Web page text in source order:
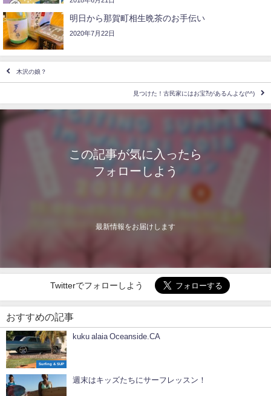
明日から那賀町相生晩茶のお手伝い
2020年7月22日
木沢の娘？
見つけた！古民家にはお宝⁈があるんよな(^^)
この記事が気に入ったら
フォローしよう
最新情報をお届けします
Twitterでフォローしよう
おすすめの記事
Surfing & SUP
kuku alaia Oceanside.CA
週末はキッズたちにサーフレッスン！